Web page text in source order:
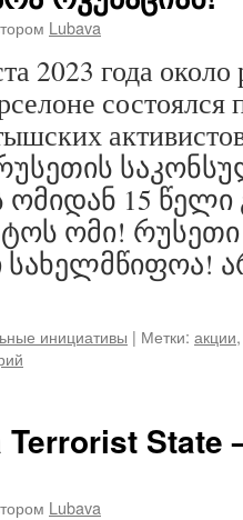
Lubava
2023 года около
состоялся
15 წელი
ომი!
инициативы | Метки: акции
Terrorist
Lubava